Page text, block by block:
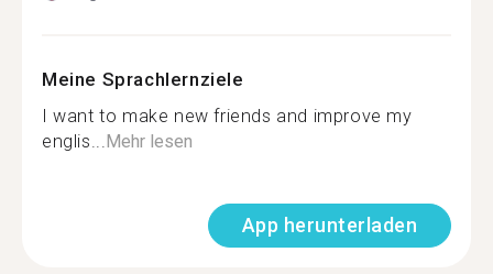
Meine Sprachlernziele
I want to make new friends and improve my
englis... Mehr lesen
App herunterladen